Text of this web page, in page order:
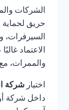
الشركات
حريق لحماية
السيرفرات،
الاعتماد
والممرات،
اختيار شركة
داخل شركة